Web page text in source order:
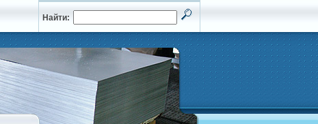
Найти: